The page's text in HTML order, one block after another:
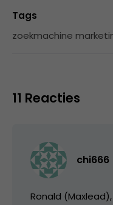
Tags
zoekmachine
11 Reacties
chi666
Ronald